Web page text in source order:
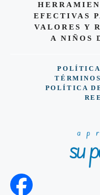
EFECTIVAS
VALORES Y
A NIÑOS
POLÍTICA